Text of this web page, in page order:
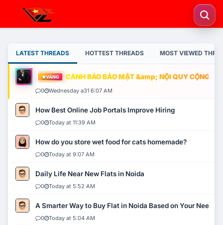
LATEST THREADS HOTTEST THREADS MOST VIEWED
VÀNG CẢNH BÁO BẢO MẬT &amp; NỘI QUY CỘNG
0 Wednesday a31 6:07 AM
How Best Online Job Portals Improve Hiring
0 Today at 11:39 AM
How do you store wet food for cats homemade?
0 Today at 9:07 AM
Daily Life Near New Flats in Noida
0 Today at 5:52 AM
A Smarter Way to Buy Flat in Noida Based on Your Needs
0 Today at 5:04 AM